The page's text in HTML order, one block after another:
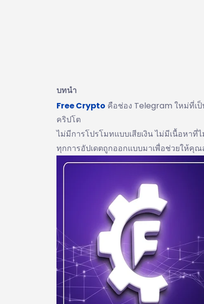
บทนำ
Free Crypto คือช่อง Telegram ใหม่ที่เ
คริปโต
ไม่มีการโปรโมทแบบเสียเงิน ไม่มีเนื้อหา
ทุกการอัปเดตถูกออกแบบมาเพื่อช่วยให้คุณ